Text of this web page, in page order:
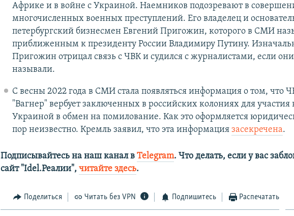
Африке и в войне с Украиной. Наемников подозревают в
многочисленных военных преступлений. Его владелец и
петербургский бизнесмен Евгений Пригожин, которого в СМИ
приближенным к президенту России Владимиру Путину.
Пригожин отрицал связь с ЧВК и судился с журналистами, если они
называли.
С весны 2022 года в СМИ стала появляться информация о том, что
"Вагнер" вербует заключенных в российских колониях для участия
Украиной в обмен на помилование. Как это оформляется
пор неизвестно. Кремль заявил, что эта информация засекречена.
Подписывайтесь на наш канал вTelegram. Что делать, если у вас
сайт "Idel.Реалии",читайте здесь.
Поделиться Читать без VPN Подпишитесь Распечатать